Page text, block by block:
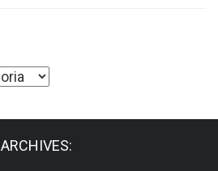
ARCHIVES: